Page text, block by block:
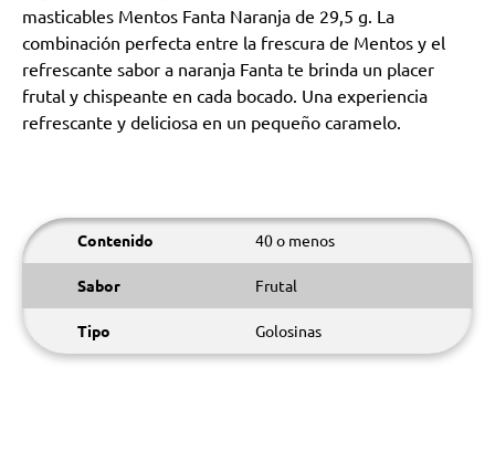
masticables Mentos Fanta Naranja de 29,5 g. La
combinación perfecta entre la frescura de Mentos y el
refrescante sabor a naranja Fanta te brinda un placer
frutal y chispeante en cada bocado. Una experiencia
refrescante y deliciosa en un pequeño caramelo.
Contenido 40 o menos
Sabor Frutal
Tipo Golosinas